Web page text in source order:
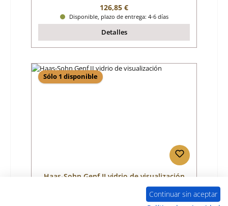
Precio normal:
126,85 €
Disponible, plazo de entrega: 4-6 días
Detalles
Sólo 1 disponible
Haas-Sohn Genf II vidrio de visualización
01011122
Continuar sin aceptar